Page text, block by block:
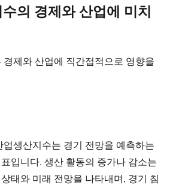
의 경제와 산업에 미치
제와 산업에 직간접적으로 영향을
업생산지수는 경기 전망을 예측하는
입니다. 생산 활동의 증가나 감소는
태와 미래 전망을 나타내며, 경기 침